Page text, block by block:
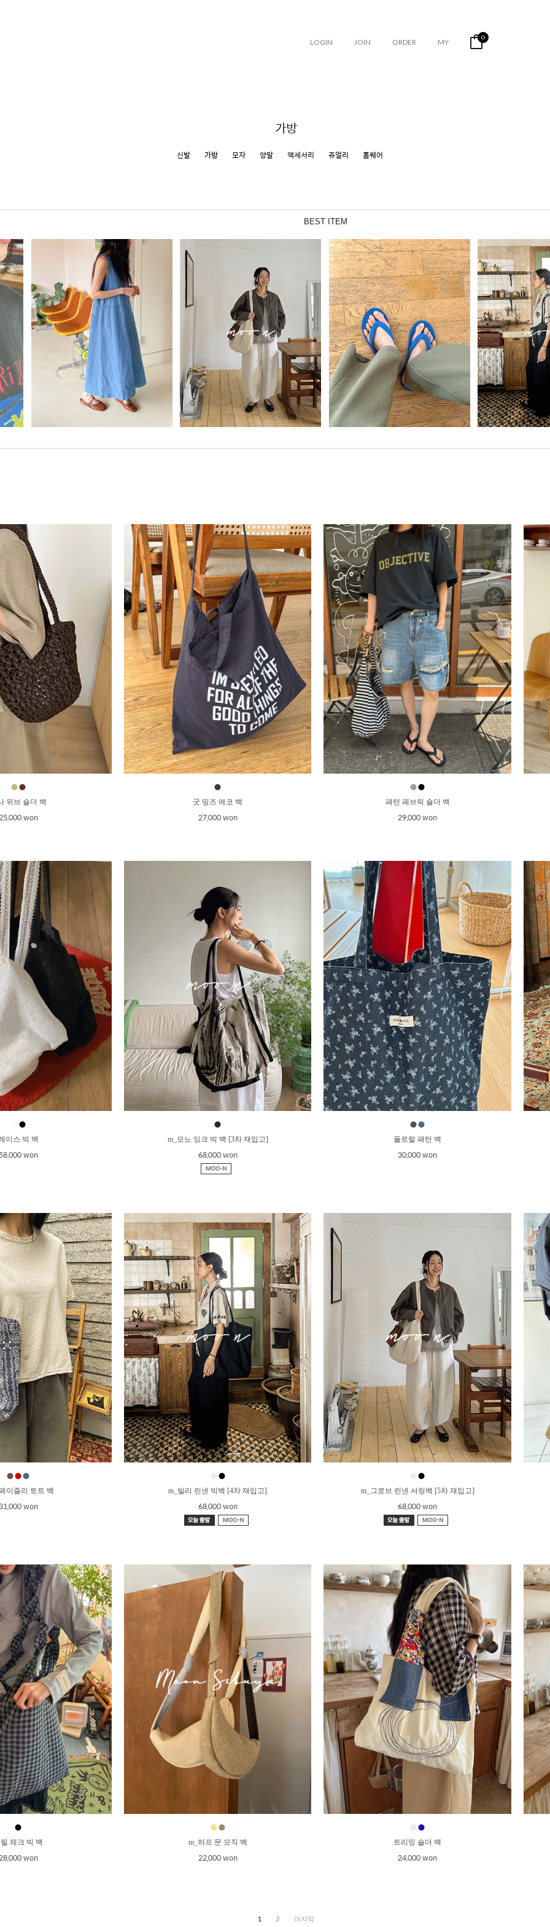
LOGIN JOIN ORDER MY 0
가방
신발 가방 모자 양말 액세서리 쥬얼리 홈웨어
BEST ITEM
●●
위브 숄더 백
won
●
굿 띵즈 에코 백
27,000 won
●●
패턴 페브릭 숄더 백
29,000 won
●
이스 빅 백
won
●
m_모노 잉크 빅 백 [3차 재입고]
68,000 won
●●
플로럴 패턴 백
30,000 won
●●●
이즐리 토트 백
won
●●
m_빌리 린넨 빅백 [4차 재입고]
68,000 won
●●
m_그로브 린넨 셔링백 [5차 재입고]
68,000 won
●
체크 빅 백
won
●●
m_하프 문 모직 백
22,000 won
●●
트리밍 숄더 백
24,000 won
1 2